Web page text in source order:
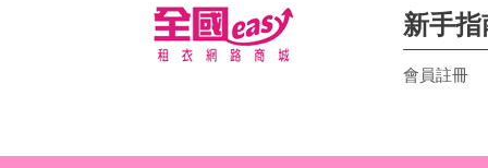
新手指
會員註冊